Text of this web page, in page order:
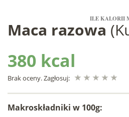
ILE KALORII
Maca razowa
380 kcal
Brak oceny. Zagłosuj:
Makroskładniki w 100g: